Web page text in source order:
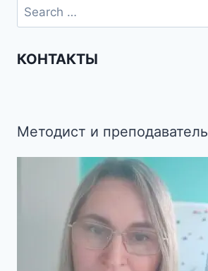
КОНТАКТЫ
Методист и преподаватель